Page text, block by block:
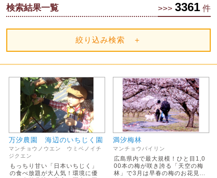
>>> 3361 件
検索結果一覧
絞り込み検索 ＋
万汐農園 海辺のいちじく園
マンチョウノウエン ウミベノイチ
ジクエン
もっちり甘い「日本いちじく」
の食べ放題が大人気！環境に優
満汐梅林
マンチョウバイリン
広島県内で最大規模！ひと目1,0
00本の梅が咲き誇る「天空の梅
林」で3月は早春の梅のお花見...